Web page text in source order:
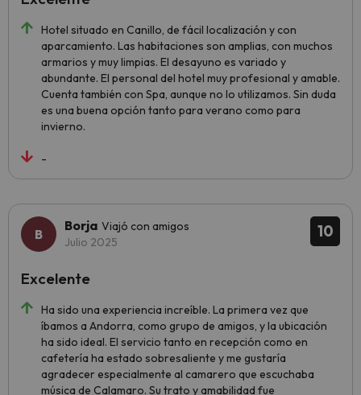
Hotel situado en Canillo, de fácil localización y con
aparcamiento. Las habitaciones son amplias, con muchos
armarios y muy limpias. El desayuno es variado y
abundante. El personal del hotel muy profesional y amable.
Cuenta también con Spa, aunque no lo utilizamos. Sin duda
es una buena opción tanto para verano como para
invierno.
-
10
Borja Viajó con amigos
Julio 2025
Ha sido una experiencia increíble. La primera vez que
íbamos a Andorra, como grupo de amigos, y la ubicación
ha sido ideal. El servicio tanto en recepción como en
cafetería ha estado sobresaliente y me gustaría
agradecer especialmente al camarero que escuchaba
música de Calamaro. Su trato y amabilidad fue
Excelente